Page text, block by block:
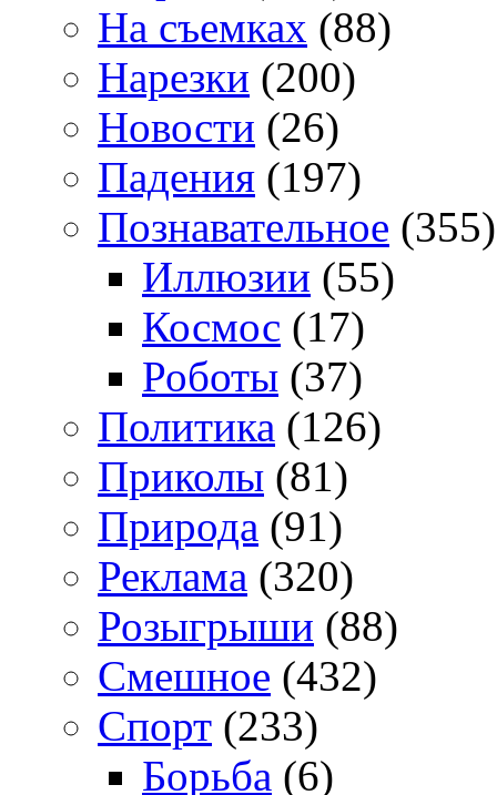
На съемках (88)
Нарезки (200)
Новости (26)
Падения (197)
Познавательное (355)
Иллюзии (55)
Космос (17)
Роботы (37)
Политика (126)
Приколы (81)
Природа (91)
Реклама (320)
Розыгрыши (88)
Смешное (432)
Спорт (233)
Борьба (6)